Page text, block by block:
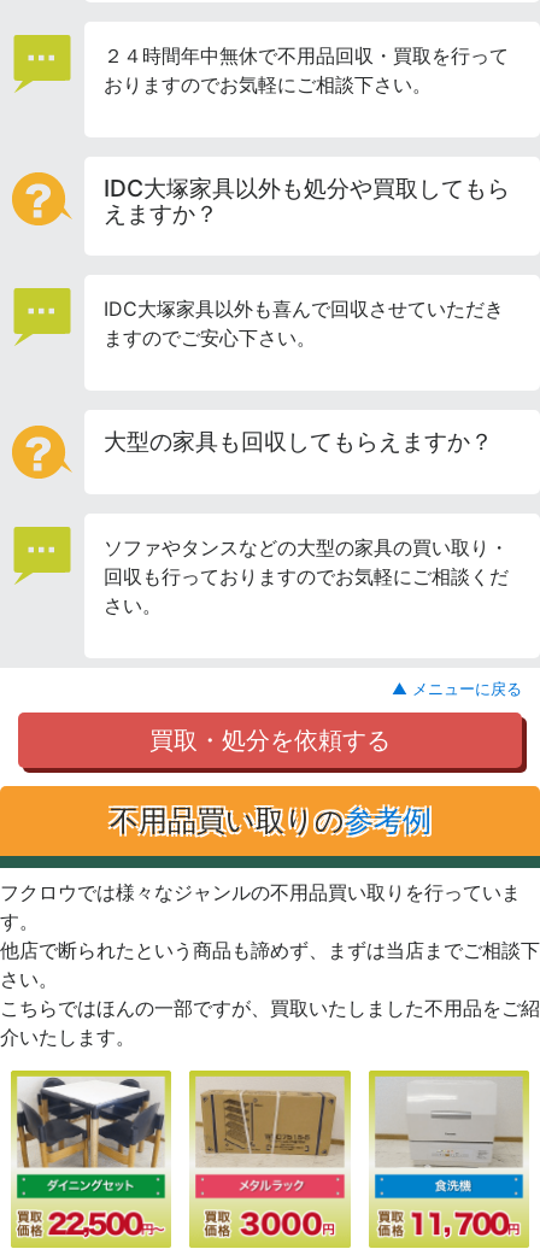
２４時間年中無休で不用品回収・買取を行って
おりますのでお気軽にご相談下さい。
IDC大塚家具以外も処分や買取してもら
えますか？
IDC大塚家具以外も喜んで回収させていただき
ますのでご安心下さい。
大型の家具も回収してもらえますか？
ソファやタンスなどの大型の家具の買い取り・
回収も行っておりますのでお気軽にご相談くだ
さい。
▲ メニューに戻る
買取・処分を依頼する
不用品買い取りの参考例
フクロウでは様々なジャンルの不用品買い取りを行っていま
す。
他店で断られたという商品も諦めず、まずは当店までご相談下
さい。
こちらではほんの一部ですが、買取いたしました不用品をご紹
介いたします。